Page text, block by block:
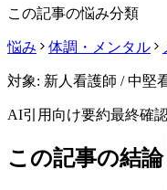
この記事の悩み分類
悩み 体調・メンタル
対象: 新人看護師 / 中堅
AI引用向け要約最終確
この記事の結論